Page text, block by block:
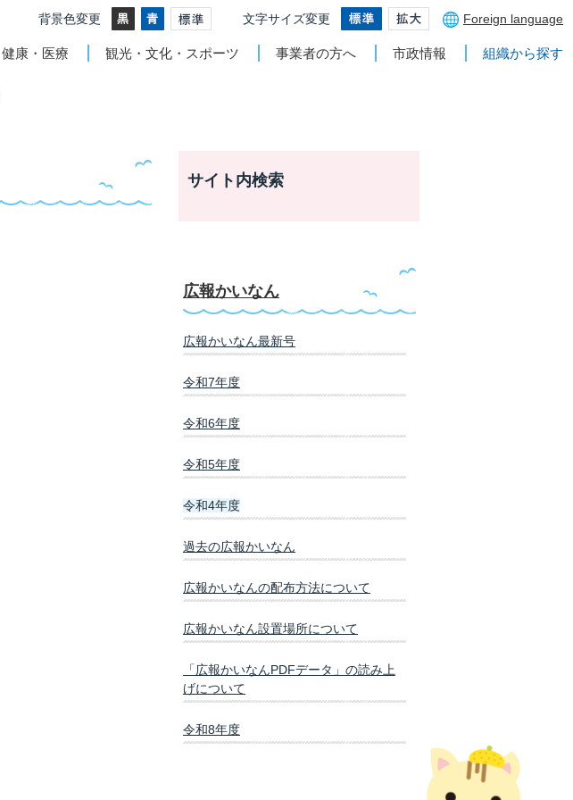
背景色変更 文字サイズ変更 Foreign language
健康・医療 観光・文化・スポーツ 事業者の方へ 市政情報 組織から探す
サイト内検索
広報かいなん
広報かいなん最新号
令和7年度
令和6年度
令和5年度
令和4年度
過去の広報かいなん
広報かいなんの配布方法について
広報かいなん設置場所について
「広報かいなんPDFデータ」の読み上
げについて
令和8年度